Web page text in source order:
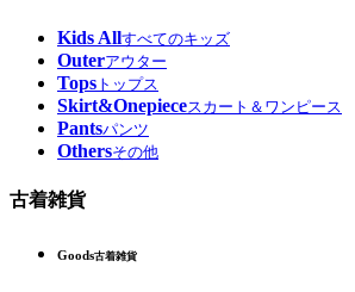
Kids Allすべてのキッズ
Outerアウター
Tops トップス
Skirt&Onepieceスカート＆ワンピース
Pantsパンツ
Othersその他
古着雑貨
Goods古着雑貨